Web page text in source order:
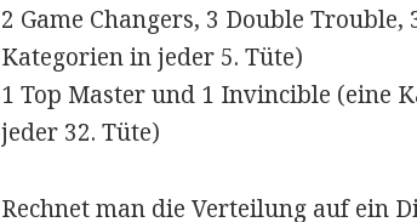
2 Game Changers, 3 Double
Kategorien in jeder 5. Tüte)
1 Top Master und 1 Invincible (eine
jeder 32. Tüte)
Rechnet man die Verteilung auf ein